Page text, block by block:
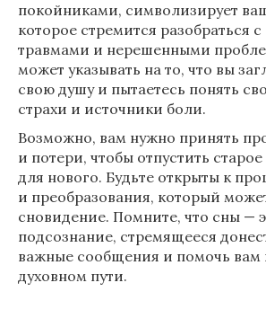
покойниками, символизирует
которое стремится разобраться
травмами и нерешенными
может указывать на то, что вы
свою душу и пытаетесь понять
страхи и источники боли.
Возможно, вам нужно принять
и потери, чтобы отпустить
для нового. Будьте открыты к
и преобразования, который
сновидение. Помните, что сны —
подсознание, стремящееся
важные сообщения и помочь вам
духовном пути.